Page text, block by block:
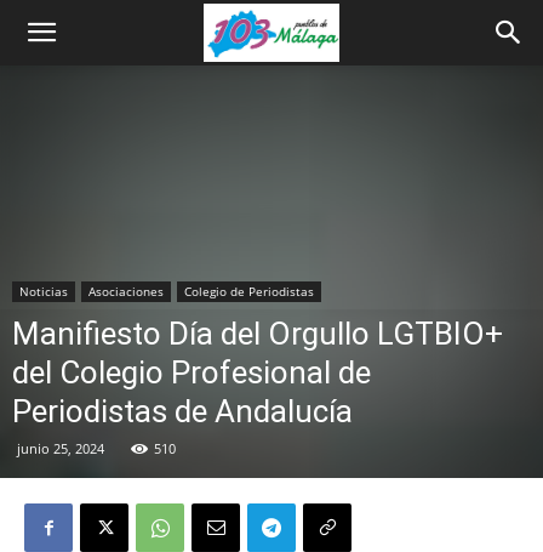
Noticias Asociaciones Colegio de Periodistas
Manifiesto Día del Orgullo LGTBIO+
del Colegio Profesional de
Periodistas de Andalucía
junio 25, 2024 510